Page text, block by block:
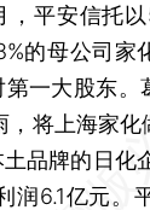
平安信托以
的母公司家
第一大股东
，将上海家化
品牌的日化
润6.1亿元。